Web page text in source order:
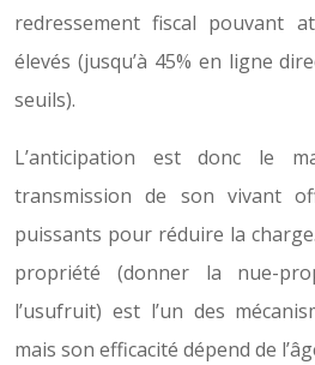
redressement fiscal pouvant
élevés (jusqu’à 45% en ligne
seuils).
L’anticipation est donc le
transmission de son vivant
puissants pour réduire la
propriété (donner la nue-
l’usufruit) est l’un des
mais son efficacité dépend de